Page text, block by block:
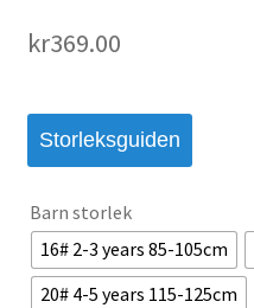
kr369.00
Storleksguiden
Barn storlek
16# 2-3 years 85-105cm
20# 4-5 years 115-125cm